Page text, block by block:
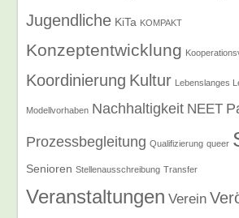
Jugendliche KiTa KOMPAKT
Konzeptentwicklung
Koordinierung Kultur Lebenslanges
Modellvorhaben Nachhaltigkeit NEET
Prozessbegleitung Qualifizierung queer
Senioren Stellenausschreibung Transfer
Veranstaltungen Verein